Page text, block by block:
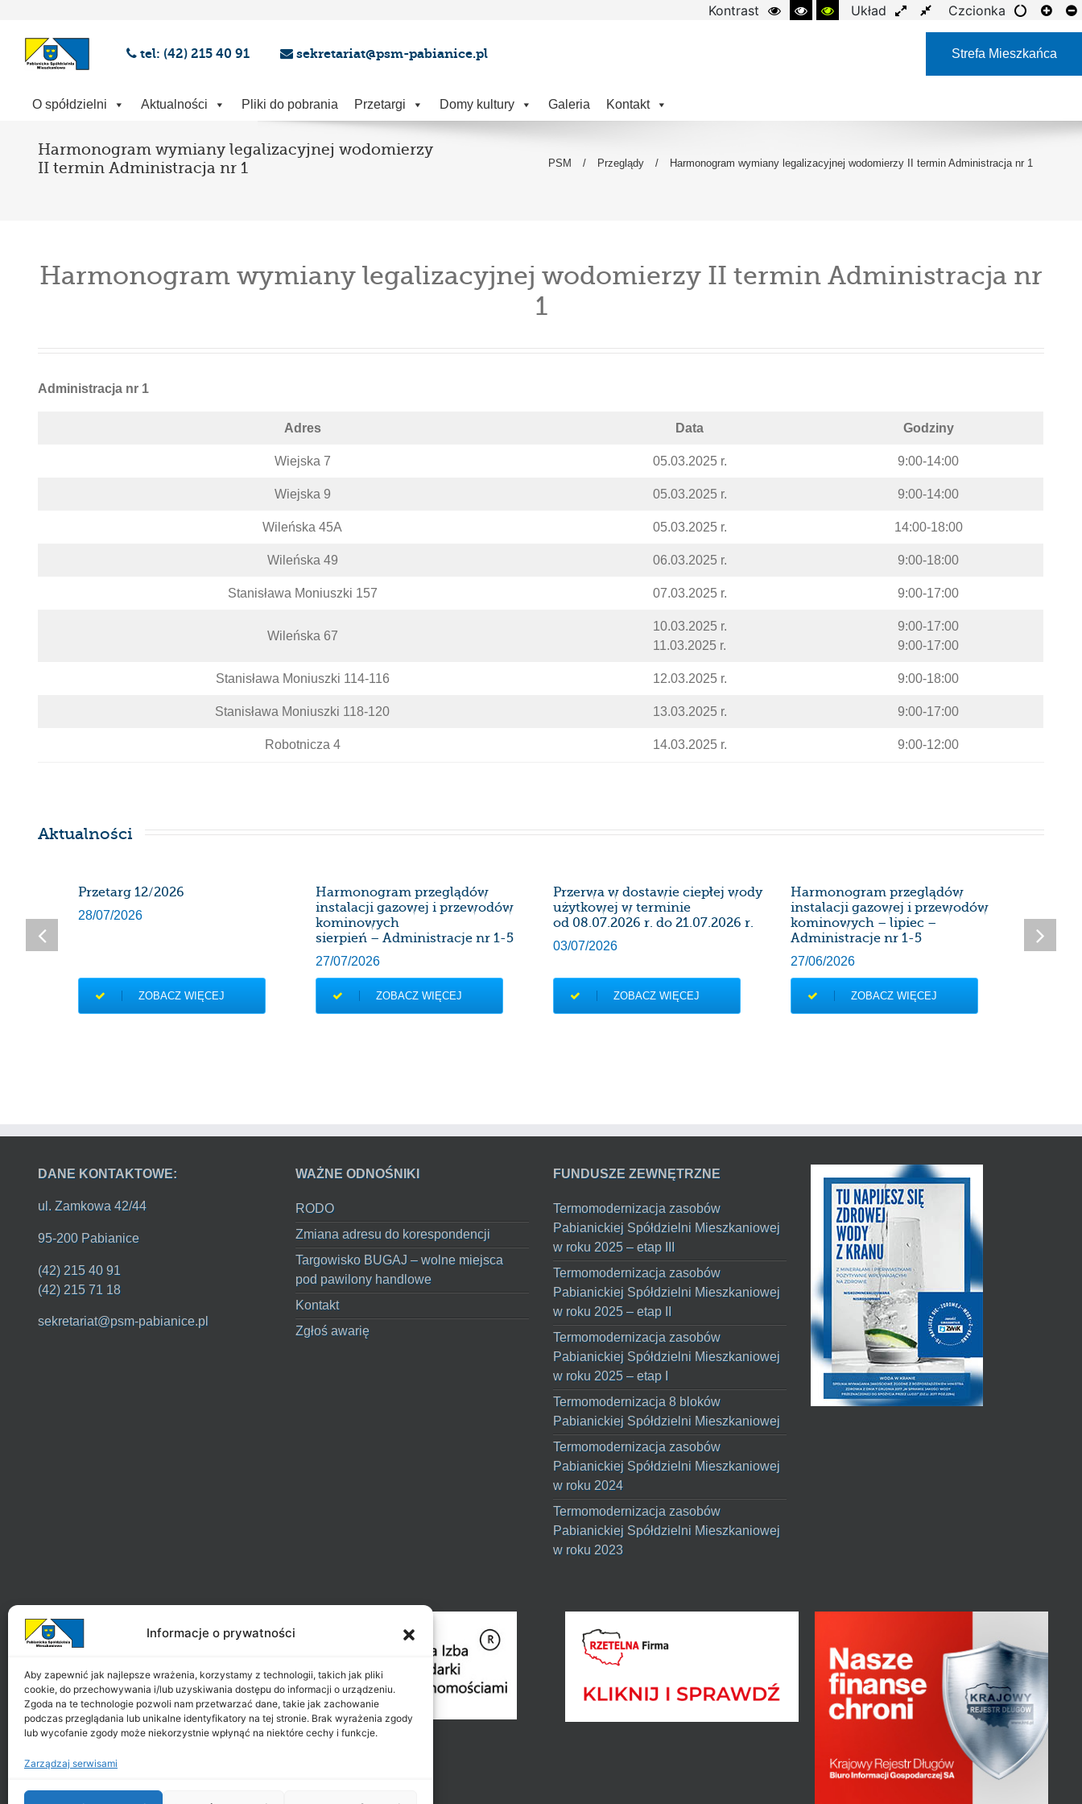
Informacje o prywatności
Aby zapewnić jak najlepsze wrażenia, korzystamy z technologii, takich jak pliki
cookie, do przechowywania i/lub uzyskiwania dostępu do informacji o urządzeniu.
Zgoda na te technologie pozwoli nam przetwarzać dane, takie jak zachowanie
podczas przeglądania lub unikalne identyfikatory na tej stronie. Brak wyrażenia zgody
lub wycofanie zgody może niekorzystnie wpłynąć na niektóre cechy i funkcje.
Zarządzaj serwisami
Kontrast Układ Czcionka
tel: (42) 215 40 91 sekretariat@psm-pabianice.pl Strefa Mieszkańca
O spółdzielni Aktualności Pliki do pobrania Przetargi Domy kultury Galeria Kontakt
Harmonogram wymiany legalizacyjnej wodomierzy
II termin Administracja nr 1
PSM / Przeglądy / Harmonogram wymiany legalizacyjnej wodomierzy II termin Administracja nr 1
Harmonogram wymiany legalizacyjnej wodomierzy II termin Administracja nr
1
Administracja nr 1
Adres Data Godziny
Wiejska 7 05.03.2025 r. 9:00-14:00
Wiejska 9 05.03.2025 r. 9:00-14:00
Wileńska 45A 05.03.2025 r. 14:00-18:00
Wileńska 49 06.03.2025 r. 9:00-18:00
Stanisława Moniuszki 157 07.03.2025 r. 9:00-17:00
Wileńska 67
10.03.2025 r.
11.03.2025 r.
9:00-17:00
9:00-17:00
Stanisława Moniuszki 114-116 12.03.2025 r. 9:00-18:00
Stanisława Moniuszki 118-120 13.03.2025 r. 9:00-17:00
Robotnicza 4 14.03.2025 r. 9:00-12:00
Aktualności
Przetarg 12/2026
28/07/2026
ZOBACZ WIĘCEJ
Harmonogram przeglądów
instalacji gazowej i przewodów
kominowych
sierpień – Administracje nr 1-5
27/07/2026
ZOBACZ WIĘCEJ
Przerwa w dostawie ciepłej wody
użytkowej w terminie
od 08.07.2026 r. do 21.07.2026 r.
03/07/2026
ZOBACZ WIĘCEJ
Harmonogram przeglądów
instalacji gazowej i przewodów
kominowych – lipiec –
Administracje nr 1-5
27/06/2026
ZOBACZ WIĘCEJ
DANE KONTAKTOWE:
ul. Zamkowa 42/44
95-200 Pabianice
(42) 215 40 91
(42) 215 71 18
sekretariat@psm-pabianice.pl
WAŻNE ODNOŚNIKI
RODO
Zmiana adresu do korespondencji
Targowisko BUGAJ – wolne miejsca
pod pawilony handlowe
Kontakt
Zgłoś awarię
FUNDUSZE ZEWNĘTRZNE
Termomodernizacja zasobów
Pabianickiej Spółdzielni Mieszkaniowej
w roku 2025 – etap III
Termomodernizacja zasobów
Pabianickiej Spółdzielni Mieszkaniowej
w roku 2025 – etap II
Termomodernizacja zasobów
Pabianickiej Spółdzielni Mieszkaniowej
w roku 2025 – etap I
Termomodernizacja 8 bloków
Pabianickiej Spółdzielni Mieszkaniowej
Termomodernizacja zasobów
Pabianickiej Spółdzielni Mieszkaniowej
w roku 2024
Termomodernizacja zasobów
Pabianickiej Spółdzielni Mieszkaniowej
w roku 2023